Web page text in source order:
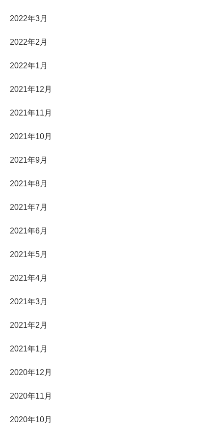
2022年3月
2022年2月
2022年1月
2021年12月
2021年11月
2021年10月
2021年9月
2021年8月
2021年7月
2021年6月
2021年5月
2021年4月
2021年3月
2021年2月
2021年1月
2020年12月
2020年11月
2020年10月